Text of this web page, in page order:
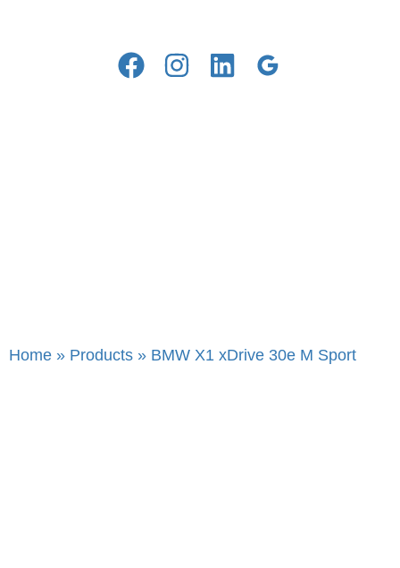
Home » Products » BMW X1 xDrive 30e M Sport